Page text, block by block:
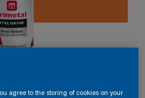
agree to the storing of cookies on your